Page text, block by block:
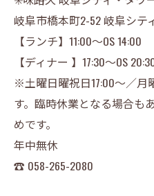
岐阜市橋本町2-52 岐阜シテ
【ランチ】11:00〜OS 14:00
【ディナー 】17:30〜OS
※土曜日曜祝日17:00〜／月
す。臨時休業となる場合も
めです。
年中無休
☎︎ 058-265-2080